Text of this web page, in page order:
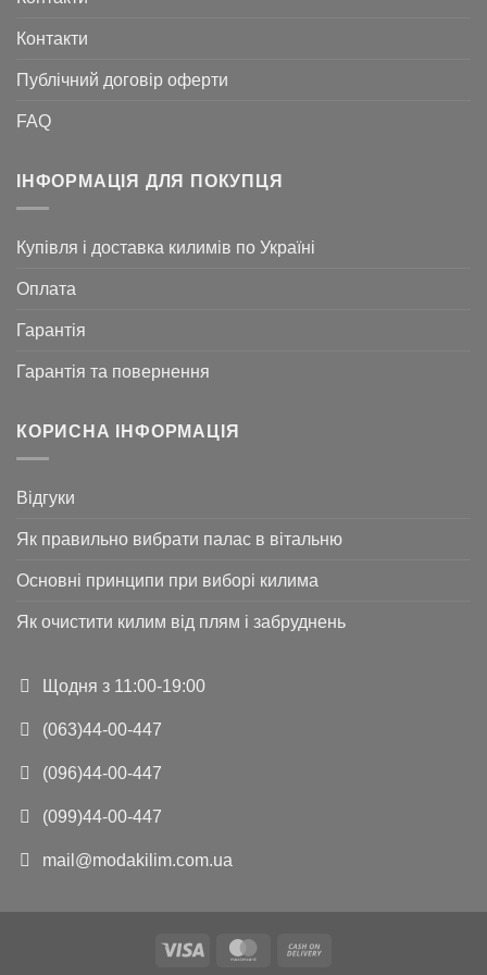
Контакти
Публічний договір оферти
FAQ
ІНФОРМАЦІЯ ДЛЯ ПОКУПЦЯ
Купівля і доставка килимів по Україні
Оплата
Гарантія
Гарантія та повернення
КОРИСНА ІНФОРМАЦІЯ
Відгуки
Як правильно вибрати палас в вітальню
Основні принципи при виборі килима
Як очистити килим від плям і забруднень
Щодня з 11:00-19:00
(063)44-00-447
(096)44-00-447
(099)44-00-447
mail@modakilim.com.ua